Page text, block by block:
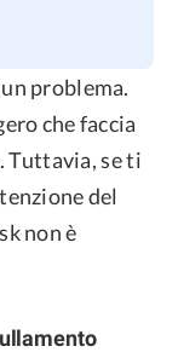
problema.
che faccia
Tuttavia, se ti
del
non è